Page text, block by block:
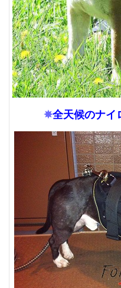
✵全天候のナイ